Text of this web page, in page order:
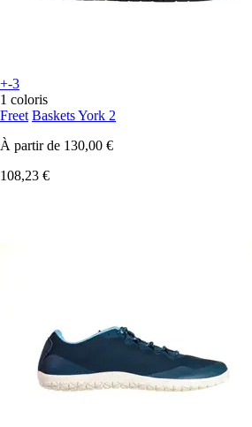
+-3
1 coloris
Freet Baskets York 2
À partir de 130,00 €
108,23 €